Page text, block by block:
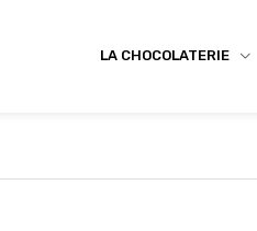
LA CHOCOLATERIE